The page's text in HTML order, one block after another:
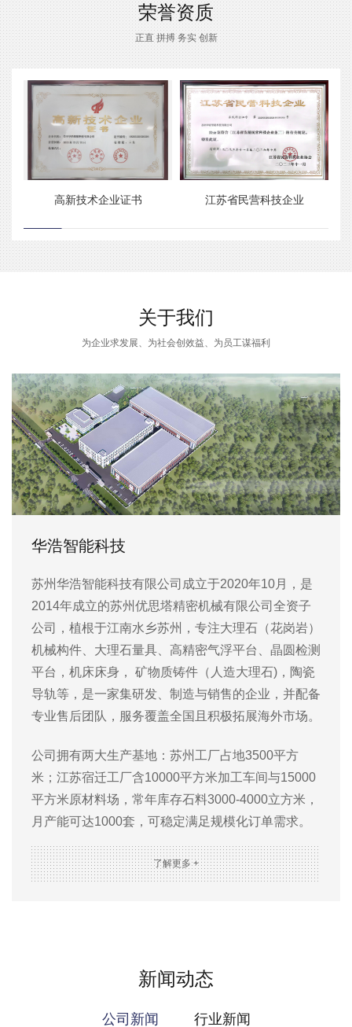
荣誉资质
正直 拼搏 务实 创新
高新技术企业证书 江苏省民营科技企业
关于我们
为企业求发展、为社会创效益、为员工谋福利
华浩智能科技
苏州华浩智能科技有限公司成立于2020年10月，是
2014年成立的苏州优思塔精密机械有限公司全资子
公司，植根于江南水乡苏州，专注大理石（花岗岩）
机械构件、大理石量具、高精密气浮平台、晶圆检测
平台，机床床身， 矿物质铸件（人造大理石)，陶瓷
导轨等，是一家集研发、制造与销售的企业，并配备
专业售后团队，服务覆盖全国且积极拓展海外市场。
公司拥有两大生产基地：苏州工厂占地3500平方
米；江苏宿迁工厂含10000平方米加工车间与15000
平方米原材料场，常年库存石料3000-4000立方米，
月产能可达1000套，可稳定满足规模化订单需求。
产品广泛应用于3C、激光、半导体、医疗、新能
源、检测设备、直驱运动平台、机床、非标自动化设
与开发应用领域持续创新，以稳定的产品质量赢得客
了解更多 +
新闻动态
公司新闻 行业新闻